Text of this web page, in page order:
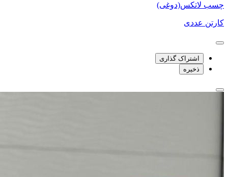
چسب لاتکس(دوغی)
کارتن عددی
اشتراک گذاری
ذخیره